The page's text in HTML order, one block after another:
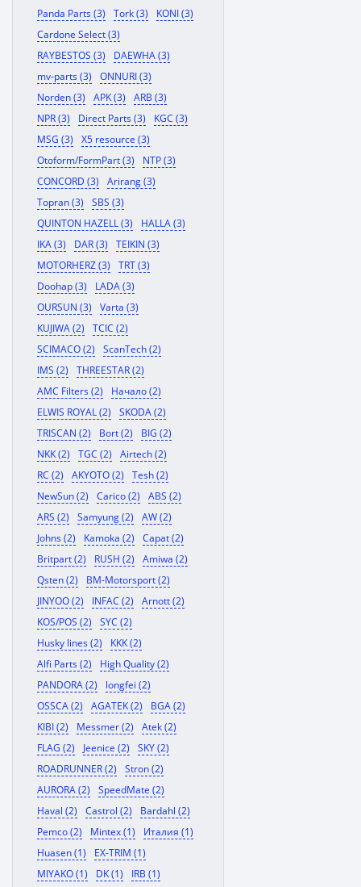
Panda Parts (3)
Tork (3)
KONI (3)
Cardone Select (3)
RAYBESTOS (3)
DAEWHA (3)
mv-parts (3)
ONNURI (3)
Norden (3)
APK (3)
ARB (3)
NPR (3)
Direct Parts (3)
KGC (3)
MSG (3)
X5 resource (3)
Otoform/FormPart (3)
NTP (3)
CONCORD (3)
Arirang (3)
Topran (3)
SBS (3)
QUINTON HAZELL (3)
HALLA (3)
IKA (3)
DAR (3)
TEIKIN (3)
MOTORHERZ (3)
TRT (3)
Doohap (3)
LADA (3)
OURSUN (3)
Varta (3)
KUJIWA (2)
TCIC (2)
SCIMACO (2)
ScanTech (2)
IMS (2)
THREESTAR (2)
AMC Filters (2)
Начало (2)
ELWIS ROYAL (2)
SKODA (2)
TRISCAN (2)
Bort (2)
BIG (2)
NKK (2)
TGC (2)
Airtech (2)
RC (2)
AKYOTO (2)
Tesh (2)
NewSun (2)
Carico (2)
ABS (2)
ARS (2)
Samyung (2)
AW (2)
Johns (2)
Kamoka (2)
Capat (2)
Britpart (2)
RUSH (2)
Amiwa (2)
Qsten (2)
BM-Motorsport (2)
JINYOO (2)
INFAC (2)
Arnott (2)
KOS/POS (2)
SYC (2)
Husky lines (2)
KKK (2)
Alfi Parts (2)
High Quality (2)
PANDORA (2)
longfei (2)
OSSCA (2)
AGATEK (2)
BGA (2)
KIBI (2)
Messmer (2)
Atek (2)
FLAG (2)
Jeenice (2)
SKY (2)
ROADRUNNER (2)
Stron (2)
AURORA (2)
SpeedMate (2)
Haval (2)
Castrol (2)
Bardahl (2)
Pemco (2)
Mintex (1)
Италия (1)
Huasen (1)
EX-TRIM (1)
MIYAKO (1)
DK (1)
IRB (1)